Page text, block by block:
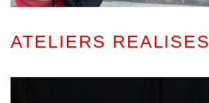
ATELIERS REALISES